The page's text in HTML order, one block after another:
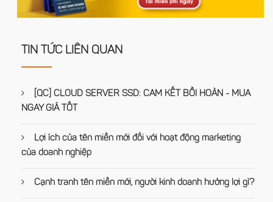
TIN TỨC LIÊN QUAN
[QC] CLOUD SERVER SSD: CAM KẾT BỒI HOÀN - MUA
NGAY GIÁ TỐT
Lợi ích của tên miền mới đối với hoạt động marketing
của doanh nghiệp
Cạnh tranh tên miền mới, người kinh doanh hưởng lợi gì?